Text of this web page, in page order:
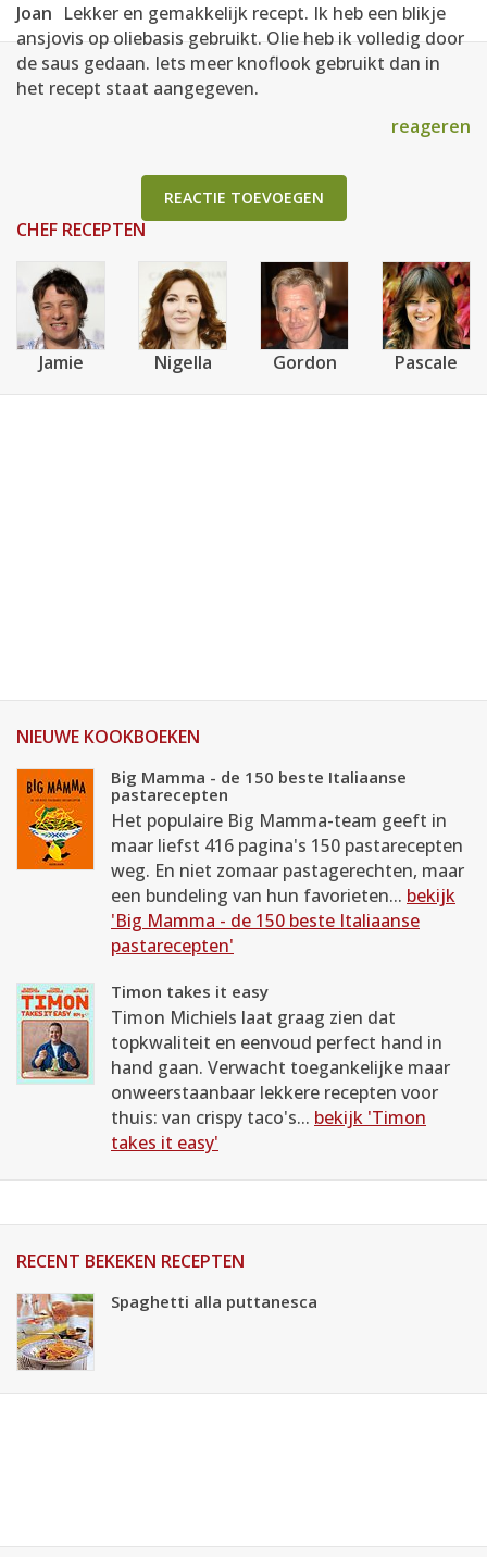
Joan Lekker en gemakkelijk recept. Ik heb een blikje
ansjovis op oliebasis gebruikt. Olie heb ik volledig door
de saus gedaan. Iets meer knoflook gebruikt dan in
het recept staat aangegeven.
reageren
REACTIE TOEVOEGEN
CHEF RECEPTEN
Jamie Nigella Gordon Pascale
NIEUWE KOOKBOEKEN
Big Mamma - de 150 beste Italiaanse
pastarecepten
Het populaire Big Mamma-team geeft in
maar liefst 416 pagina's 150 pastarecepten
weg. En niet zomaar pastagerechten, maar
een bundeling van hun favorieten... bekijk
'Big Mamma - de 150 beste Italiaanse
pastarecepten'
Timon takes it easy
Timon Michiels laat graag zien dat
topkwaliteit en eenvoud perfect hand in
hand gaan. Verwacht toegankelijke maar
onweerstaanbaar lekkere recepten voor
thuis: van crispy taco's... bekijk 'Timon
takes it easy'
RECENT BEKEKEN RECEPTEN
Spaghetti alla puttanesca